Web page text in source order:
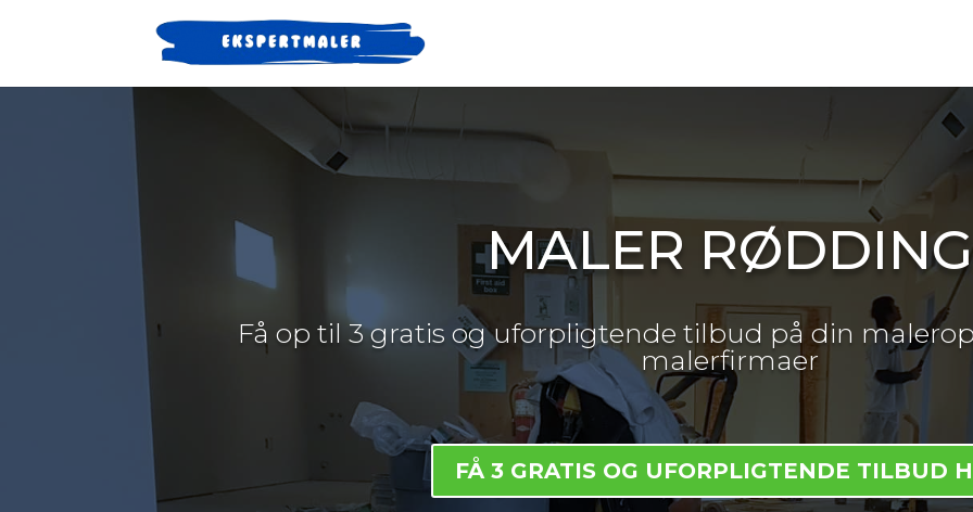
MALER RØDDING
Få op til 3 gratis og uforpligtende tilbud på din
malerfirmaer
FÅ 3 GRATIS OG UFORPLIGTENDE TILBUD